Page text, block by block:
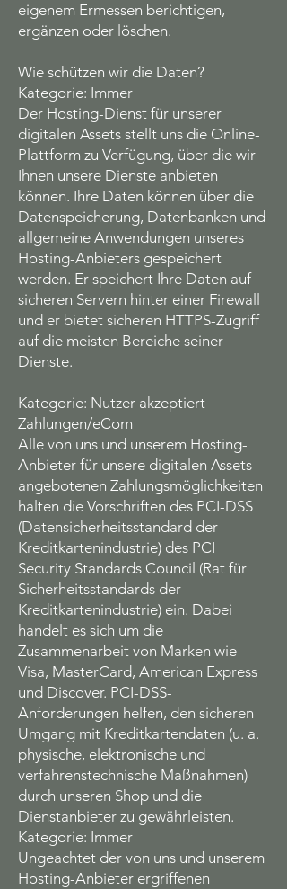
eigenem Ermessen berichtigen,
ergänzen oder löschen.
Wie schützen wir die Daten?
Kategorie: Immer
Der Hosting-Dienst für unserer
digitalen Assets stellt uns die Online-
Plattform zu Verfügung, über die wir
Ihnen unsere Dienste anbieten
können. Ihre Daten können über die
Datenspeicherung, Datenbanken und
allgemeine Anwendungen unseres
Hosting-Anbieters gespeichert
werden. Er speichert Ihre Daten auf
sicheren Servern hinter einer Firewall
und er bietet sicheren HTTPS-Zugriff
auf die meisten Bereiche seiner
Dienste.
Kategorie: Nutzer akzeptiert
Zahlungen/eCom
Alle von uns und unserem Hosting-
Anbieter für unsere digitalen Assets
angebotenen Zahlungsmöglichkeiten
halten die Vorschriften des PCI-DSS
(Datensicherheitsstandard der
Kreditkartenindustrie) des PCI
Security Standards Council (Rat für
Sicherheitsstandards der
Kreditkartenindustrie) ein. Dabei
handelt es sich um die
Zusammenarbeit von Marken wie
Visa, MasterCard, American Express
und Discover. PCI-DSS-
Anforderungen helfen, den sicheren
Umgang mit Kreditkartendaten (u. a.
physische, elektronische und
verfahrenstechnische Maßnahmen)
durch unseren Shop und die
Dienstanbieter zu gewährleisten.
Kategorie: Immer
Ungeachtet der von uns und unserem
Hosting-Anbieter ergriffenen